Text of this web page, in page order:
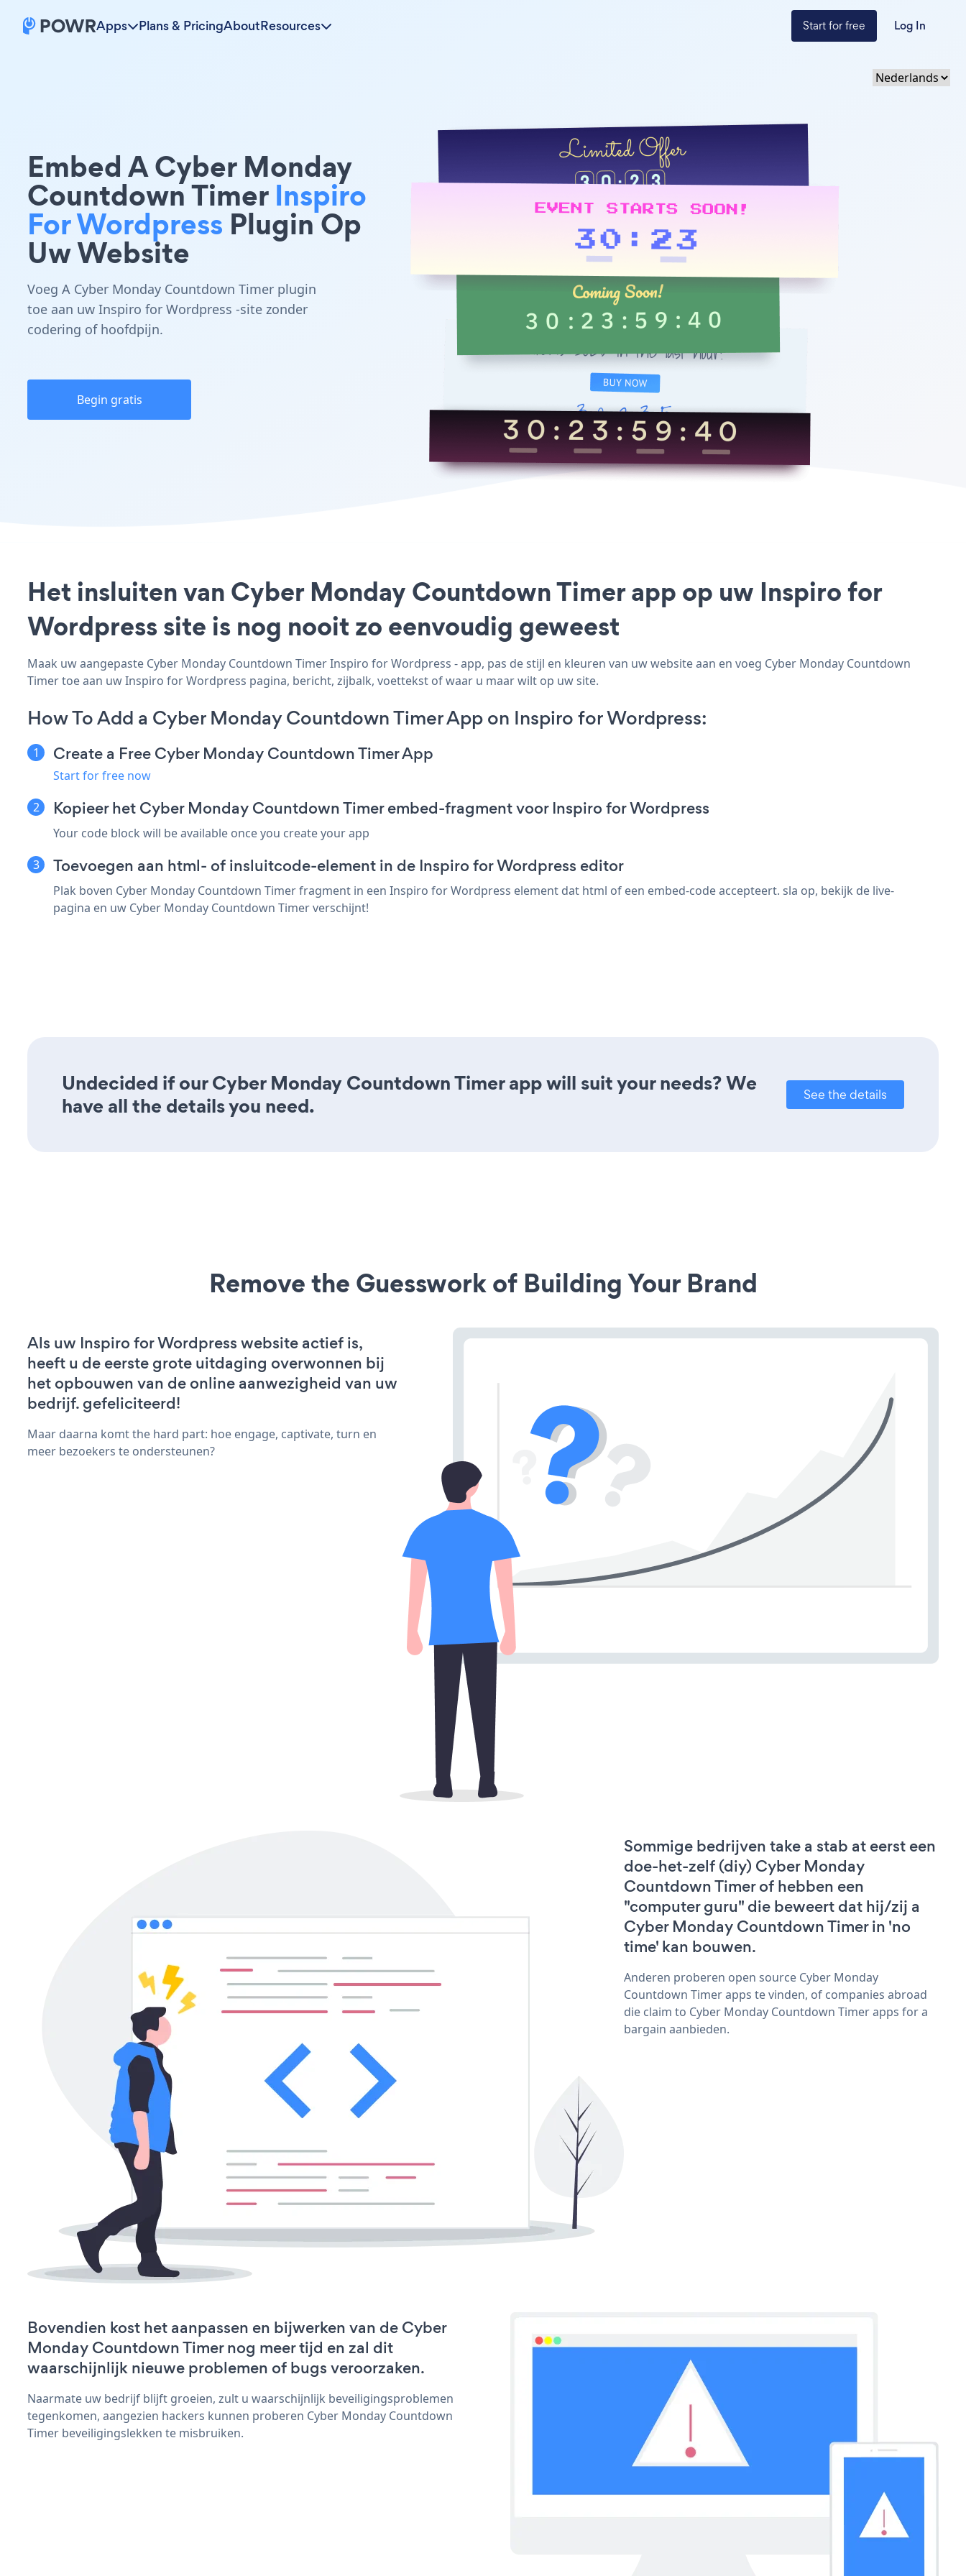
Apps Plans & PricingAboutResources Start for free Log In
Embed A Cyber Monday
Countdown TimerInspiro
For Wordpress Plugin Op
Uw Website
Voeg A Cyber Monday Countdown Timer plugin
toe aan uw Inspiro for Wordpress -site zonder
codering of hoofdpijn.
Begin gratis
Het insluiten van Cyber Monday Countdown Timer app op uw Inspiro for
Wordpress site is nog nooit zo eenvoudig geweest
Maak uw aangepaste Cyber Monday Countdown Timer Inspiro for Wordpress - app, pas de stijl en kleuren van uw website aan en voeg Cyber Monday Countdown
Timer toe aan uw Inspiro for Wordpress pagina, bericht, zijbalk, voettekst of waar u maar wilt op uw site.
How To Add a Cyber Monday Countdown Timer App on Inspiro for Wordpress:
Create a Free Cyber Monday Countdown Timer App
Start for free now
Kopieer het Cyber Monday Countdown Timer embed-fragment voor Inspiro for Wordpress
Your code block will be available once you create your app
Toevoegen aan html- of insluitcode-element in de Inspiro for Wordpress editor
Plak boven Cyber Monday Countdown Timer fragment in een Inspiro for Wordpress element dat html of een embed-code accepteert. sla op, bekijk de live-
pagina en uw Cyber Monday Countdown Timer verschijnt!
Undecided if our Cyber Monday Countdown Timer app will suit your needs? We
have all the details you need.
See the details
Remove the Guesswork of Building Your Brand
Als uw Inspiro for Wordpress website actief is,
heeft u de eerste grote uitdaging overwonnen bij
het opbouwen van de online aanwezigheid van uw
bedrijf. gefeliciteerd!
Maar daarna komt the hard part: hoe engage, captivate, turn en
meer bezoekers te ondersteunen?
Sommige bedrijven take a stab at eerst een
doe-het-zelf (diy) Cyber Monday
Countdown Timer of hebben een
"computer guru" die beweert dat hij/zij a
Cyber Monday Countdown Timer in 'no
time' kan bouwen.
Anderen proberen open source Cyber Monday
Countdown Timer apps te vinden, of companies abroad
die claim to Cyber Monday Countdown Timer apps for a
bargain aanbieden.
Bovendien kost het aanpassen en bijwerken van de Cyber
Monday Countdown Timer nog meer tijd en zal dit
waarschijnlijk nieuwe problemen of bugs veroorzaken.
Naarmate uw bedrijf blijft groeien, zult u waarschijnlijk beveiligingsproblemen
tegenkomen, aangezien hackers kunnen proberen Cyber Monday Countdown
Timer beveiligingslekken te misbruiken.